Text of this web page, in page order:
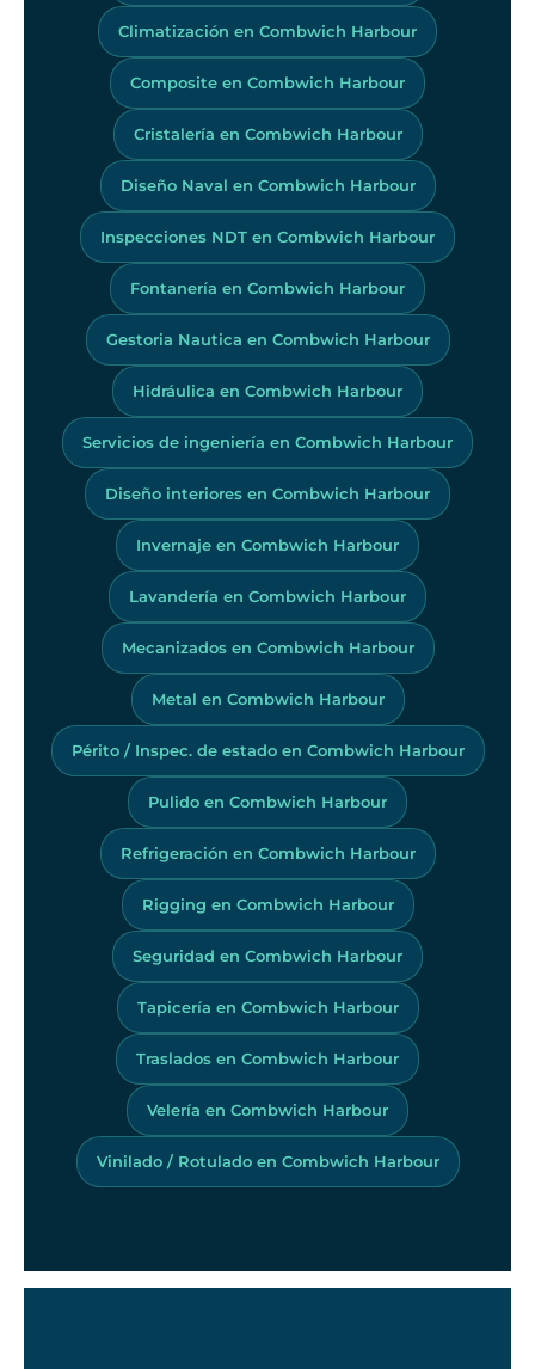
Climatización en Combwich Harbour
Composite en Combwich Harbour
Cristalería en Combwich Harbour
Diseño Naval en Combwich Harbour
Inspecciones NDT en Combwich Harbour
Fontanería en Combwich Harbour
Gestoria Nautica en Combwich Harbour
Hidráulica en Combwich Harbour
Servicios de ingeniería en Combwich Harbour
Diseño interiores en Combwich Harbour
Invernaje en Combwich Harbour
Lavandería en Combwich Harbour
Mecanizados en Combwich Harbour
Metal en Combwich Harbour
Périto / Inspec. de estado en Combwich Harbour
Pulido en Combwich Harbour
Refrigeración en Combwich Harbour
Rigging en Combwich Harbour
Seguridad en Combwich Harbour
Tapicería en Combwich Harbour
Traslados en Combwich Harbour
Velería en Combwich Harbour
Vinilado / Rotulado en Combwich Harbour